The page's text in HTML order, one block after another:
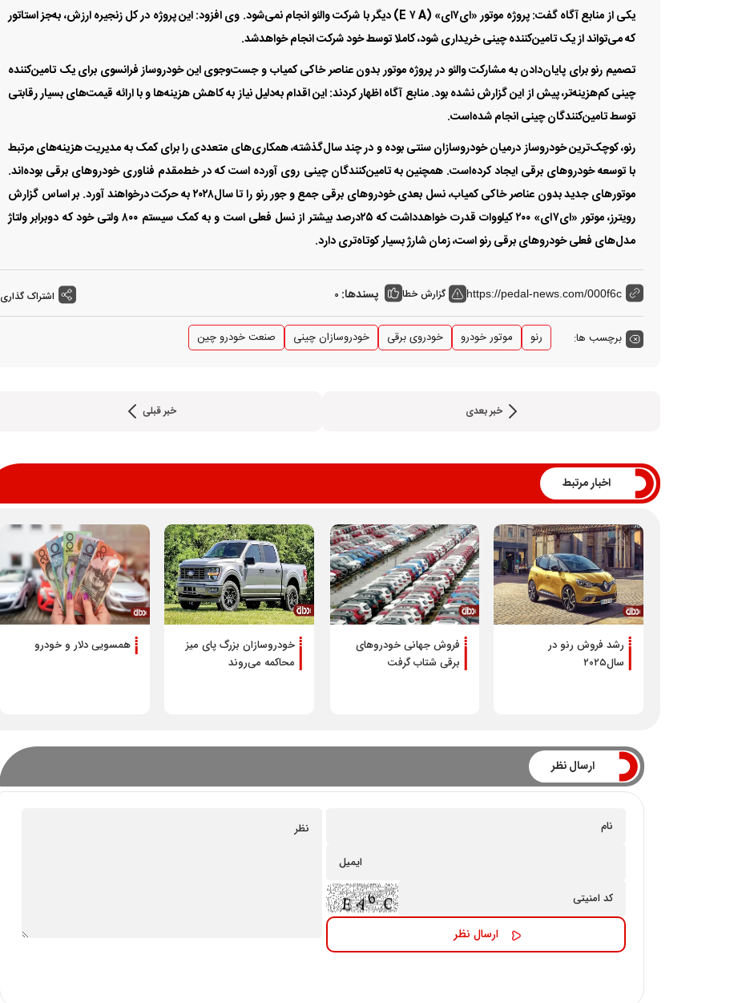
یکی از منابع آگاه گفت: پروژه موتور «ای‌۷‌ای» (E ۷ A) دیگر با شرکت والئو انجام نمی‌شود. وی افزود: این پروژه در کل زنجیره ارزش، به‌جز استاتور
که می‌تواند از یک تامین‌کننده چینی خریداری شود، کاملا توسط خود شرکت انجام خواهدشد.
تصمیم رنو برای پایان‌دادن به مشارکت والئو در پروژه موتور بدون عناصر خاکی کمیاب و جست‌وجوی این خودروساز فرانسوی برای یک تامین‌کننده
چینی کم‌هزینه‌تر، پیش از این گزارش نشده بود. منابع آگاه اظهار کردند: این اقدام به‌دلیل نیاز به کاهش هزینه‌ها و با ارائه قیمت‌های بسیار رقابتی
توسط تامین‌کنندگان چینی انجام شده‌است.
رنو، کوچک‌ترین خودروساز درمیان خودروسازان سنتی بوده و در چند سال‌گذشته، همکاری‌های متعددی را برای کمک به مدیریت هزینه‌های مرتبط
با توسعه خودرو‌های برقی ایجاد کرده‌است. همچنین به تامین‌کنندگان چینی روی آورده است که در خط‌مقدم فناوری خودرو‌های برقی بوده‌اند.
موتور‌های جدید بدون عناصر خاکی کمیاب، نسل بعدی خودرو‌های برقی جمع و جور رنو را تا سال‌۲۰۲۸ به حرکت در‌خواهند آورد. بر اساس گزارش
رویترز، موتور «ای‌۷‌ای» ۲۰۰ کیلووات قدرت خواهدداشت که ۲۵‌درصد بیشتر از نسل فعلی است و به کمک سیستم ۸۰۰ ولتی خود که دو‌برابر ولتاژ
مدل‌های فعلی خودرو‌های برقی رنو است، زمان شارژ بسیار کوتاه‌تری دارد.
https://pedal-news.com/000f6c گزارش خطا پسندها: 0 اشتراک گذاری
برچسب ها: رنو موتور خودرو خودروی برقی خودروسازان چینی صنعت خودرو چین
خبر بعدی خبر قبلی
اخبار مرتبط
رشد فروش رنو در
سال‌۲۰۲۵
فروش جهانی خودرو‌های
برقی شتاب گرفت
خودروسازان بزرگ پای میز
محاکمه می‌روند
همسویی دلار و خودرو
ارسال نظر